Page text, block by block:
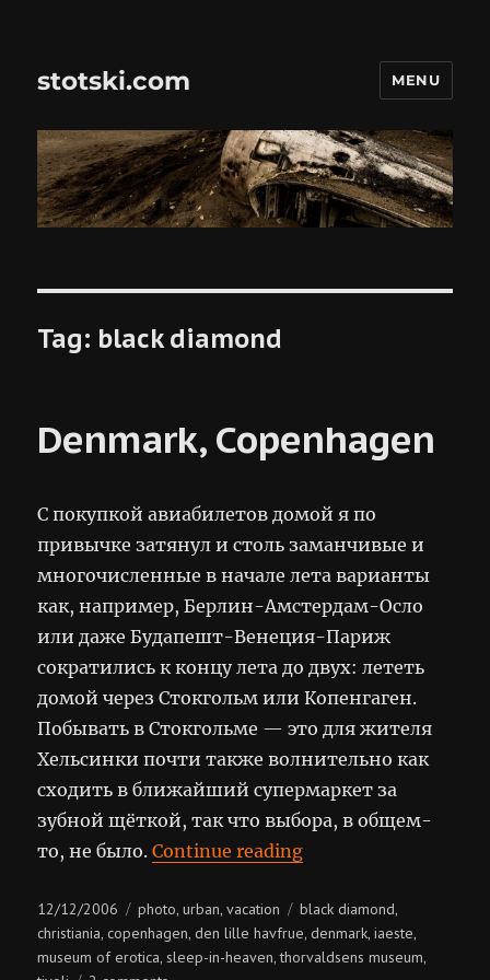
stotski.com MENU
Tag: black diamond
Denmark, Copenhagen
С покупкой авиабилетов домой я по
привычке затянул и столь заманчивые и
многочисленные в начале лета варианты
как, например, Берлин-Амстердам-Осло
или даже Будапешт-Венеция-Париж
сократились к концу лета до двух: лететь
домой через Стокгольм или Копенгаген.
Побывать в Стокгольме — это для жителя
Хельсинки почти также волнительно как
сходить в ближайший супермаркет за
зубной щёткой, так что выбора, в общем-
то, не было.Continue reading“Denmark,
Posted
on
12/12/2006 Categories
photo,urban,vacation Tags
black diamond,
christiania,copenhagen,den lille havfrue,denmark,iaeste,
museum of erotica, sleep-in-heaven,thorvaldsens museum,